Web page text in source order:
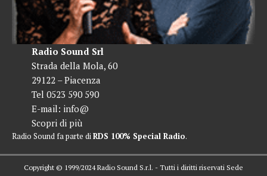
Radio Sound Srl
Strada della Mola, 60
29122 – Piacenza
Tel 0523 590 590
E-mail: info@
Scopri di più
Radio Sound fa parte diRDS 100% Special Radio.
Copyright © 1999/2024 Radio Sound S.r.l. - Tutti i diritti riservati Sede